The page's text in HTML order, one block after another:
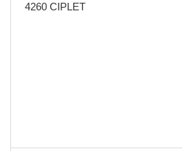
4260 CIPLET